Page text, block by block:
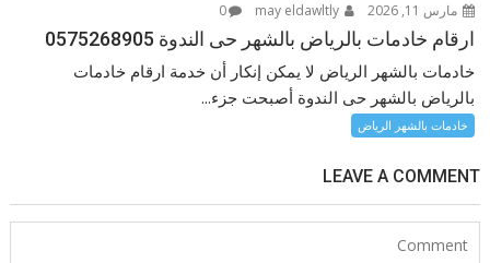
مارس 11, 2026 may eldawltly
0
ارقام خادمات بالرياض بالشهر حى الندوة 0575268905
خادمات بالشهر الرياض لا يمكن إنكار أن خدمة ارقام خادمات
بالرياض بالشهر حى الندوة أصبحت جزء...
خادمات بالشهر الرياض
LEAVE A COMMENT